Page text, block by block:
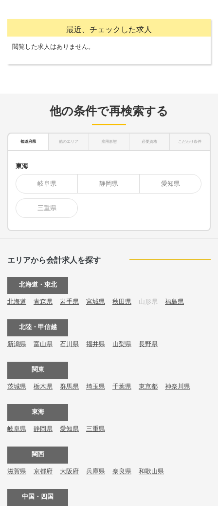
最近、チェックした求人
閲覧した求人はありません。
他の条件で再検索する
都道府県 他のエリア 雇用形態 必要資格 こだわり条件
東海
岐阜県 静岡県 愛知県
三重県
エリアから会計求人を探す
北海道・東北
北海道 青森県 岩手県 宮城県 秋田県 山形県 福島県
北陸・甲信越
新潟県 富山県 石川県 福井県 山梨県 長野県
関東
茨城県 栃木県 群馬県 埼玉県 千葉県 東京都 神奈川県
東海
岐阜県 静岡県 愛知県 三重県
関西
滋賀県 京都府 大阪府 兵庫県 奈良県 和歌山県
中国・四国